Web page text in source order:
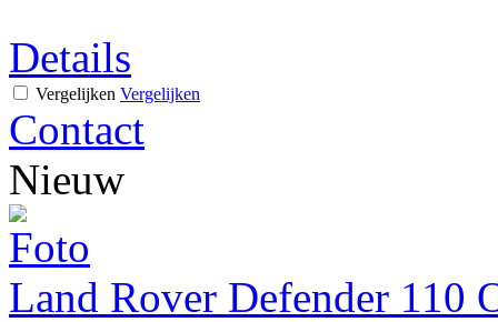
Details
Vergelijken Vergelijken
Contact
Nieuw
Land Rover Defender 110